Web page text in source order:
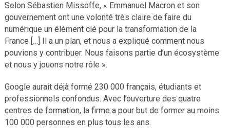
Selon Sébastien Missoffe, « Emmanuel Macron et son
gouvernement ont une volonté très claire de faire du
numérique un élément clé pour la transformation de la
France […] Il a un plan, et nous a expliqué comment nous
pouvions y contribuer. Nous faisons partie d’un écosystème
et nous y jouons notre rôle ».
Google aurait déjà formé 230 000 français, étudiants et
professionnels confondus. Avec l’ouverture des quatre
centres de formation, la firme a pour but de former au moins
100 000 personnes en plus tous les ans.